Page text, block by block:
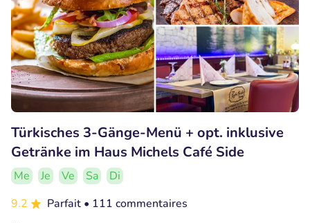
Türkisches 3-Gänge-Menü + opt. inklusive
Getränke im Haus Michels Café Side
Me Je Ve Sa
Di
9.2
Parfait • 111 commentaires